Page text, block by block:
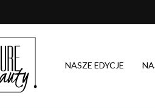
NASZE EDYCJE